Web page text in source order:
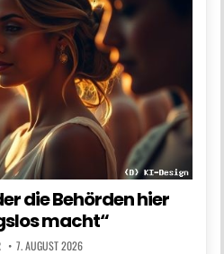
die Behörden hier
macht“
7. AUGUST 2026